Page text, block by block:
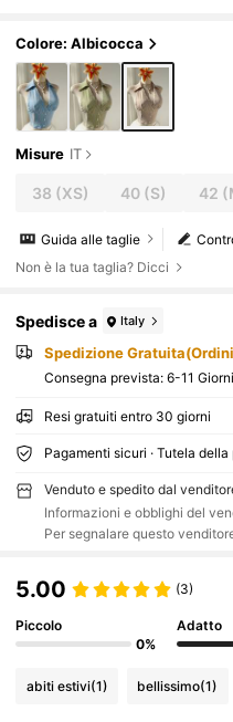
Colore: Albicocca
Misure IT
38 (XS) 40 (S) 42
Guida alle taglie
Non è la tua taglia? Dicci
Spedisce a Italy
Spedizione
Consegna prevista: 6-11
Resi gratuiti entro 30 giorni
Pagamenti sicuri · Tutela
Venduto e spedito dal
Informazioni e obblighi del
Per segnalare questo
5.00 (3)
Piccolo
0%
Adatto
abiti estivi(1) bellissimo(1)